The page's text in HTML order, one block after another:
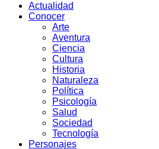
Actualidad
Conocer
Arte
Aventura
Ciencia
Cultura
Historia
Naturaleza
Política
Psicología
Salud
Sociedad
Tecnología
Personajes